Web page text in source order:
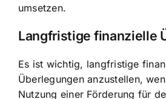
umsetzen.
Langfristige finanzielle
Es ist wichtig, langfristige
Überlegungen anzustellen,
Nutzung einer Förderung für